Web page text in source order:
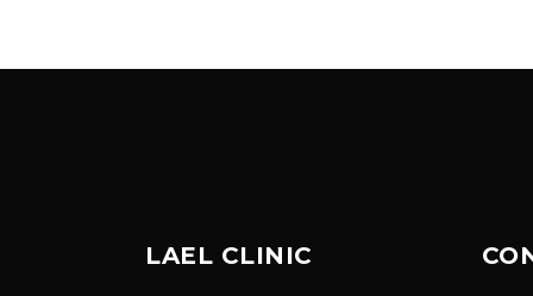
LAEL CLINIC